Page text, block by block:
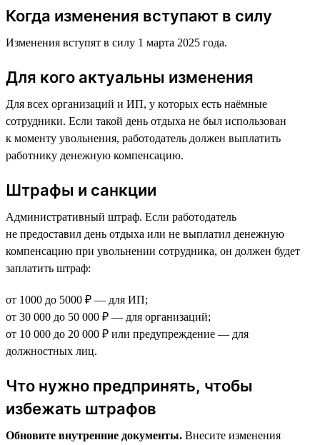
Когда изменения вступают в силу
Изменения вступят в силу 1 марта 2025 года.
Для кого актуальны изменения
Для всех организаций и ИП, у которых есть наёмные
сотрудники. Если такой день отдыха не был использован
к моменту увольнения, работодатель должен выплатить
работнику денежную компенсацию.
Штрафы и санкции
Административный штраф. Если работодатель
не предоставил день отдыха или не выплатил денежную
компенсацию при увольнении сотрудника, он должен будет
заплатить штраф:
от 1000 до 5000 ₽ — для ИП;
от 30 000 до 50 000 ₽ — для организаций;
от 10 000 до 20 000 ₽ или предупреждение — для
должностных лиц.
Что нужно предпринять, чтобы
избежать штрафов
Обновите внутренние документы. Внесите изменения